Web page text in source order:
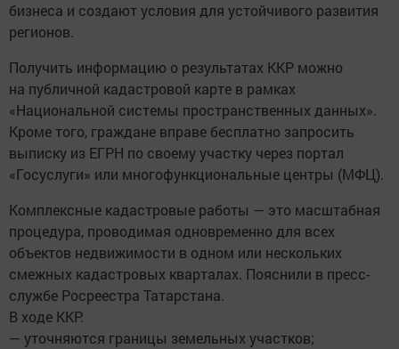
бизнеса и создают условия для устойчивого развития
регионов.
Получить информацию о результатах ККР можно
на публичной кадастровой карте в рамках
«Национальной системы пространственных данных».
Кроме того, граждане вправе бесплатно запросить
выписку из ЕГРН по своему участку через портал
«Госуслуги» или многофункциональные центры (МФЦ).
Комплексные кадастровые работы — это масштабная
процедура, проводимая одновременно для всех
объектов недвижимости в одном или нескольких
смежных кадастровых кварталах. Пояснили в пресс-
службе Росреестра Татарстана.
В ходе ККР:
— уточняются границы земельных участков;